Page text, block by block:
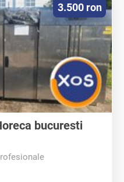
bucuresti
3.500 ron